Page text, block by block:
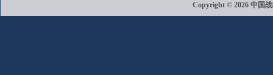
Copyright © 2026 中国